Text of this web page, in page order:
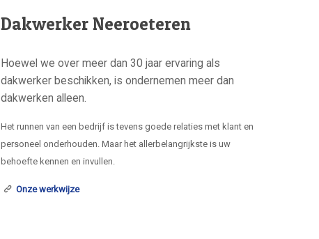
Dakwerker Neeroeteren
Hoewel we over meer dan 30 jaar ervaring als
dakwerker beschikken, is ondernemen meer dan
dakwerken alleen.
Het runnen van een bedrijf is tevens goede relaties met klant en
personeel onderhouden. Maar het allerbelangrijkste is uw
behoefte kennen en invullen.
Onze werkwijze